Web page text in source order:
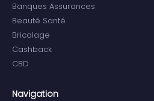
Banques Assurances
Beauté Santé
Bricolage
Cashback
CBD
Navigation